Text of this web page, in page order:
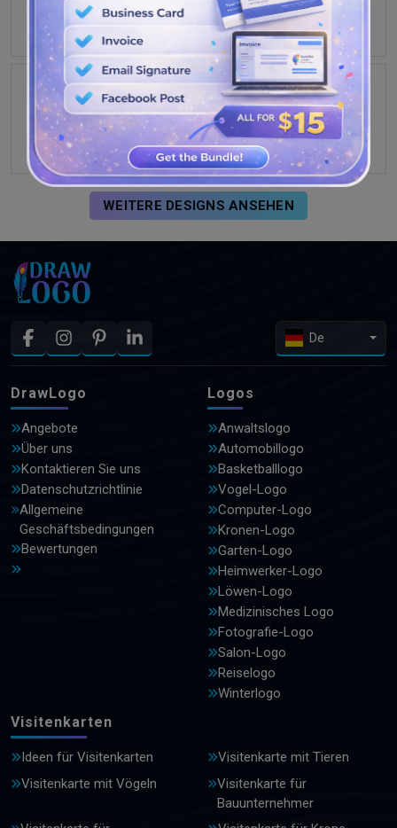
WEITERE DESIGNS ANSEHEN
De
DrawLogo
Angebote
Über uns
Kontaktieren Sie uns
Datenschutzrichtlinie
Allgemeine
Geschäftsbedingungen
Bewertungen
Logos
Anwaltslogo
Automobillogo
Basketballlogo
Vogel-Logo
Computer-Logo
Kronen-Logo
Garten-Logo
Heimwerker-Logo
Löwen-Logo
Medizinisches Logo
Fotografie-Logo
Salon-Logo
Reiselogo
Winterlogo
Visitenkarten
Ideen für Visitenkarten
Visitenkarte mit Tieren
Visitenkarte mit Vögeln
Visitenkarte für
Bauunternehmer